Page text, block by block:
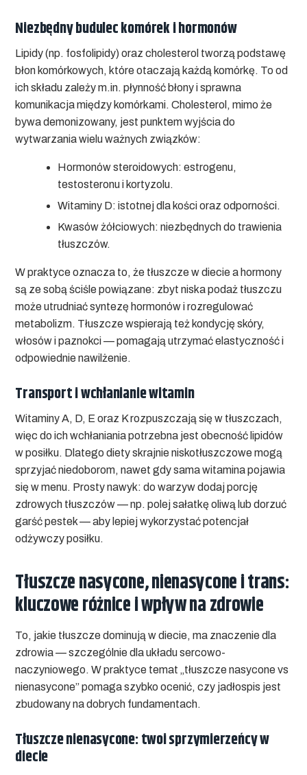
Niezbędny budulec komórek i hormonów
Lipidy (np. fosfolipidy) oraz cholesterol tworzą podstawę
błon komórkowych, które otaczają każdą komórkę. To od
ich składu zależy m.in. płynność błony i sprawna
komunikacja między komórkami. Cholesterol, mimo że
bywa demonizowany, jest punktem wyjścia do
wytwarzania wielu ważnych związków:
Hormonów steroidowych: estrogenu,
testosteronu i kortyzolu.
Witaminy D: istotnej dla kości oraz odporności.
Kwasów żółciowych: niezbędnych do trawienia
tłuszczów.
W praktyce oznacza to, że tłuszcze w diecie a hormony
są ze sobą ściśle powiązane: zbyt niska podaż tłuszczu
może utrudniać syntezę hormonów i rozregulować
metabolizm. Tłuszcze wspierają też kondycję skóry,
włosów i paznokci — pomagają utrzymać elastyczność i
odpowiednie nawilżenie.
Transport i wchłanianie witamin
Witaminy A, D, E oraz K rozpuszczają się w tłuszczach,
więc do ich wchłaniania potrzebna jest obecność lipidów
w posiłku. Dlatego diety skrajnie niskotłuszczowe mogą
sprzyjać niedoborom, nawet gdy sama witamina pojawia
się w menu. Prosty nawyk: do warzyw dodaj porcję
zdrowych tłuszczów— np. polej sałatkę oliwą lub dorzuć
garść pestek — aby lepiej wykorzystać potencjał
odżywczy posiłku.
Tłuszcze nasycone, nienasycone i trans:
kluczowe różnice i wpływ na zdrowie
To, jakie tłuszcze dominują w diecie, ma znaczenie dla
zdrowia — szczególnie dla układu sercowo-
naczyniowego. W praktyce temat „tłuszcze nasycone vs
nienasycone” pomaga szybko ocenić, czy jadłospis jest
zbudowany na dobrych fundamentach.
Tłuszcze nienasycone: twoi sprzymierzeńcy w
diecie